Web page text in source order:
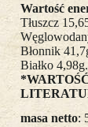
Wartość
Tłuszcz
Błonnik
Białko 4,98g.
masa netto: